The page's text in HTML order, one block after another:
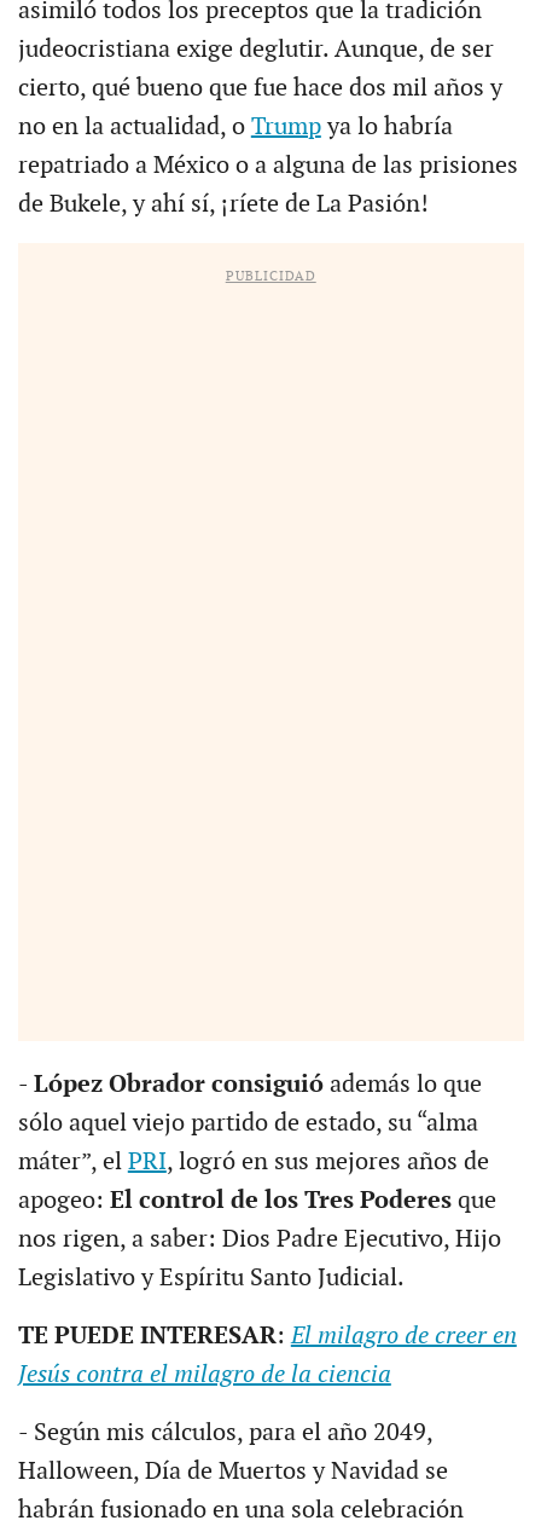
asimiló todos los preceptos que la tradición
judeocristiana exige deglutir. Aunque, de ser
cierto, qué bueno que fue hace dos mil años y
no en la actualidad, o Trumpya lo habría
repatriado a México o a alguna de las prisiones
de Bukele, y ahí sí, ¡ríete de La Pasión!
PUBLICIDAD
- López Obrador consiguióademás lo que
sólo aquel viejo partido de estado, su “alma
máter”, el PRI, logró en sus mejores años de
apogeo: El control de los Tres Poderesque
nos rigen, a saber: Dios Padre Ejecutivo, Hijo
Legislativo y Espíritu Santo Judicial.
TE PUEDE INTERESAR:El milagro de creer en
Jesús contra el milagro de la ciencia
- Según mis cálculos, para el año 2049,
Halloween, Día de Muertos y Navidad se
habrán fusionado en una sola celebración